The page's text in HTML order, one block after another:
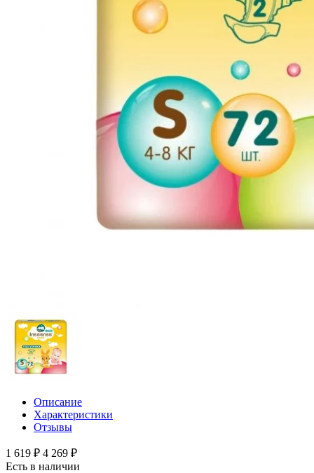
Описание
Характеристики
Отзывы
1 619 ₽ 4 269 ₽
Есть в наличии